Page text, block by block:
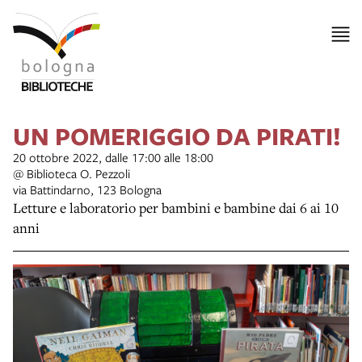
UN POMERIGGIO DA PIRATI!
20 ottobre 2022, dalle 17:00 alle 18:00
@ Biblioteca O. Pezzoli
via Battindarno, 123 Bologna
Letture e laboratorio per bambini e bambine dai 6 ai 10
anni